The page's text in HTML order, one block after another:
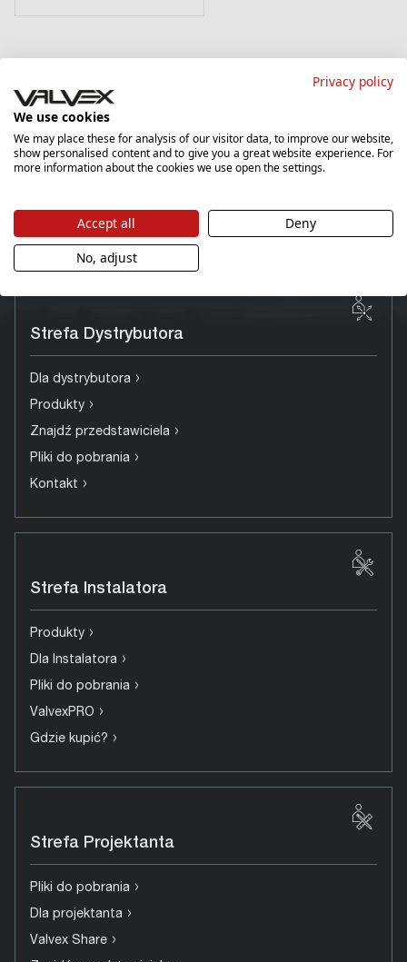
Dla
profesjonalistów
Strefa Dystrybutora
Dla dystrybutora ›
Produkty ›
Znajdź przedstawiciela ›
Pliki do pobrania ›
Kontakt ›
Strefa Instalatora
Produkty ›
Dla Instalatora ›
Pliki do pobrania ›
ValvexPRO ›
Gdzie kupić? ›
Strefa Projektanta
Pliki do pobrania ›
Dla projektanta ›
Valvex Share ›
Privacy policy
We use cookies
We may place these for analysis of our visitor data, to improve our website,
show personalised content and to give you a great website experience. For
more information about the cookies we use open the settings.
Accept all
Deny
No, adjust